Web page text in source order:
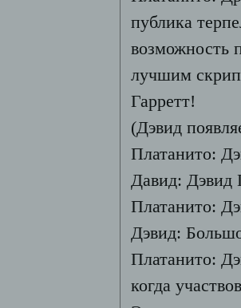
публика
возможность
лучшим
Гарретт!
(Дэвид
Платанито:
Давид: Дэвид
Платанито:
Дэвид:
Платанито:
когда